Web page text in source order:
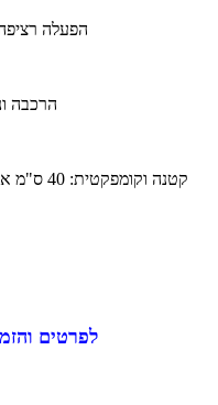
הפעלה רציפה-10 דקות מנוחה על כל 30 דקות
הרכבה
לפרטים והזמנת